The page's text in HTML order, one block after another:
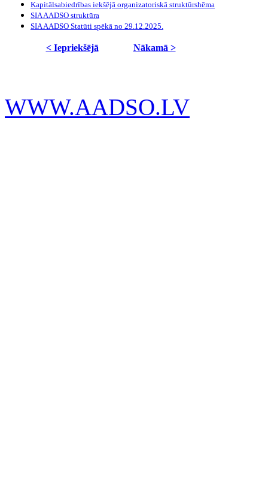
Kapitālsabiedrības iekšējā organizatoriskā struktūrshēma
SIA AADSO struktūra
SIA AADSO Statūti spēkā no 29.12.2025.
< Iepriekšējā Nākamā >
WWW.AADSO.LV